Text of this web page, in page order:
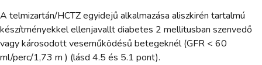
A telmizartán/HCTZ egyidejű alkalmazása aliszkirén tartalmú
készítményekkel ellenjavallt diabetes 2 mellitusban szenvedő
vagy károsodott veseműködésű betegeknél (GFR < 60
ml/perc/1,73 m ) (lásd 4.5 és 5.1 pont).